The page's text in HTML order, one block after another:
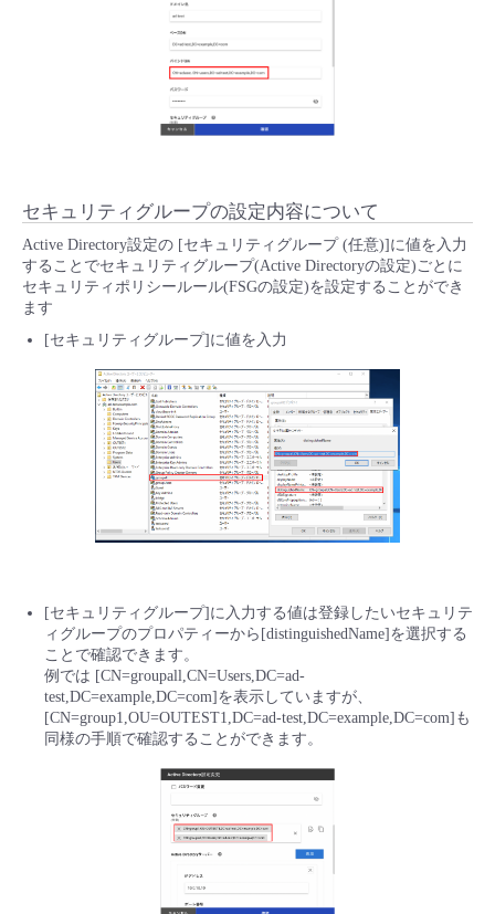
セキュリティグループの設定内容について
Active Directory設定の [セキュリティグループ (任意)]に値を入力
することでセキュリティグループ(Active Directoryの設定)ごとに
セキュリティポリシールール(FSGの設定)を設定することができ
ます
[セキュリティグループ]に値を入力
[セキュリティグループ]に入力する値は登録したいセキュリテ
ィグループのプロパティーから[distinguishedName]を選択する
ことで確認できます。
例では [CN=groupall,CN=Users,DC=ad-
test,DC=example,DC=com]を表示していますが、
[CN=group1,OU=OUTEST1,DC=ad-test,DC=example,DC=com]も
同様の手順で確認することができます。